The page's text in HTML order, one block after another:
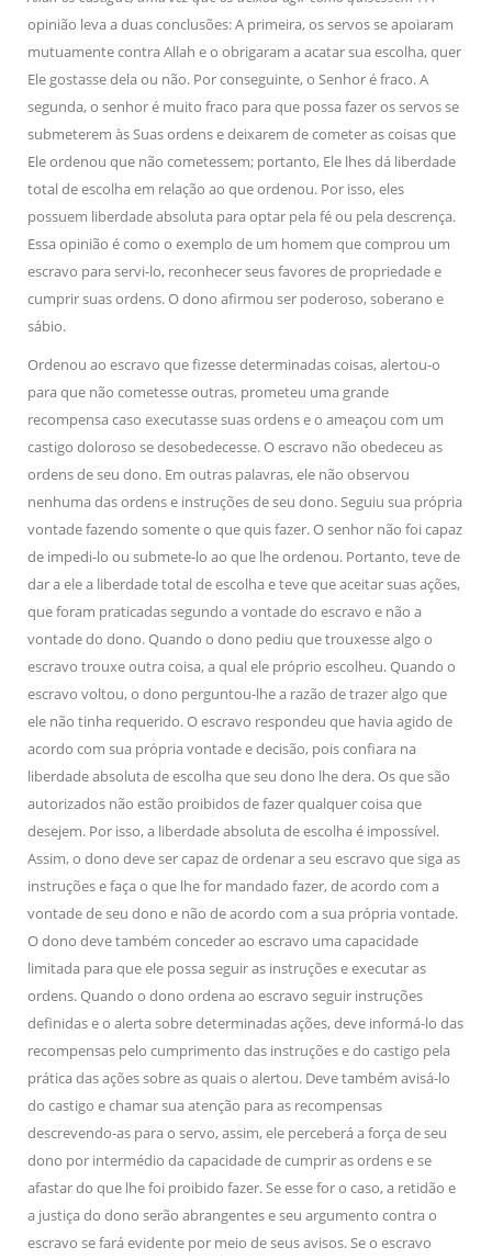
opinião leva a duas conclusões: A primeira, os servos se apoiaram
mutuamente contra Allah e o obrigaram a acatar sua escolha, quer
Ele gostasse dela ou não. Por conseguinte, o Senhor é fraco. A
segunda, o senhor é muito fraco para que possa fazer os servos se
submeterem às Suas ordens e deixarem de cometer as coisas que
Ele ordenou que não cometessem; portanto, Ele lhes dá liberdade
total de escolha em relação ao que ordenou. Por isso, eles
possuem liberdade absoluta para optar pela fé ou pela descrença.
Essa opinião é como o exemplo de um homem que comprou um
escravo para servi-lo, reconhecer seus favores de propriedade e
cumprir suas ordens. O dono afirmou ser poderoso, soberano e
sábio.
Ordenou ao escravo que fizesse determinadas coisas, alertou-o
para que não cometesse outras, prometeu uma grande
recompensa caso executasse suas ordens e o ameaçou com um
castigo doloroso se desobedecesse. O escravo não obedeceu as
ordens de seu dono. Em outras palavras, ele não observou
nenhuma das ordens e instruções de seu dono. Seguiu sua própria
vontade fazendo somente o que quis fazer. O senhor não foi capaz
de impedi-lo ou submete-lo ao que lhe ordenou. Portanto, teve de
dar a ele a liberdade total de escolha e teve que aceitar suas ações,
que foram praticadas segundo a vontade do escravo e não a
vontade do dono. Quando o dono pediu que trouxesse algo o
escravo trouxe outra coisa, a qual ele próprio escolheu. Quando o
escravo voltou, o dono perguntou-lhe a razão de trazer algo que
ele não tinha requerido. O escravo respondeu que havia agido de
acordo com sua própria vontade e decisão, pois confiara na
liberdade absoluta de escolha que seu dono lhe dera. Os que são
autorizados não estão proibidos de fazer qualquer coisa que
desejem. Por isso, a liberdade absoluta de escolha é impossível.
Assim, o dono deve ser capaz de ordenar a seu escravo que siga as
instruções e faça o que lhe for mandado fazer, de acordo com a
vontade de seu dono e não de acordo com a sua própria vontade.
O dono deve também conceder ao escravo uma capacidade
limitada para que ele possa seguir as instruções e executar as
ordens. Quando o dono ordena ao escravo seguir instruções
definidas e o alerta sobre determinadas ações, deve informá-lo das
recompensas pelo cumprimento das instruções e do castigo pela
prática das ações sobre as quais o alertou. Deve também avisá-lo
do castigo e chamar sua atenção para as recompensas
descrevendo-as para o servo, assim, ele perceberá a força de seu
dono por intermédio da capacidade de cumprir as ordens e se
afastar do que lhe foi proibido fazer. Se esse for o caso, a retidão e
a justiça do dono serão abrangentes e seu argumento contra o
escravo se fará evidente por meio de seus avisos. Se o escravo